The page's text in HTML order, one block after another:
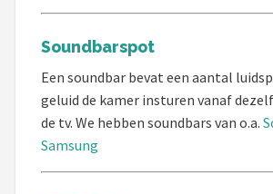
Soundbarspot
Een soundbar bevat een aantal
geluid de kamer insturen vanaf
de tv. We hebben soundbars van o.a.
Samsung